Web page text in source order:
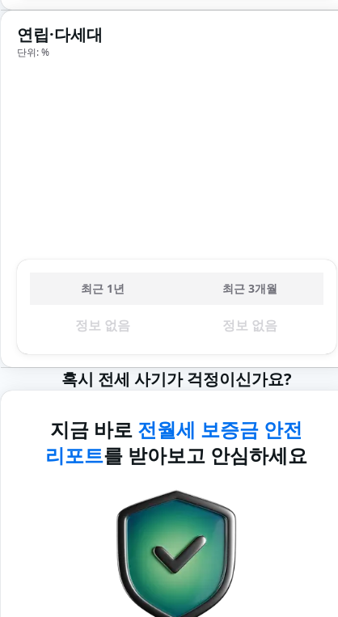
연립·다세대
단위: %
최근 1년 최근 3개월
정보 없음 정보 없음
혹시 전세 사기가 걱정이신가요?
지금 바로 전월세 보증금 안전
리포트를 받아보고 안심하세요